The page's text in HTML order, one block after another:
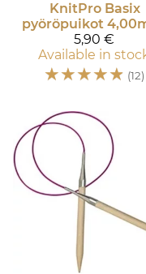
KnitPro Basix
pyöröpuikot
5,90 €
Available in
☆☆☆☆☆ (12)